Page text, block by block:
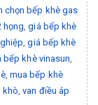
chọn bếp khè gas
họng,giá bếp khè
,giá bếp khè
bếp khè vinasun,
, mua bếp khè
khò,van điều áp